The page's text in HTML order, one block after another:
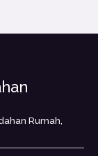
Rumah,